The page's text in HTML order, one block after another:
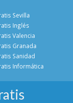
Sevilla
Inglés
Valencia
Granada
Sanidad
Informática